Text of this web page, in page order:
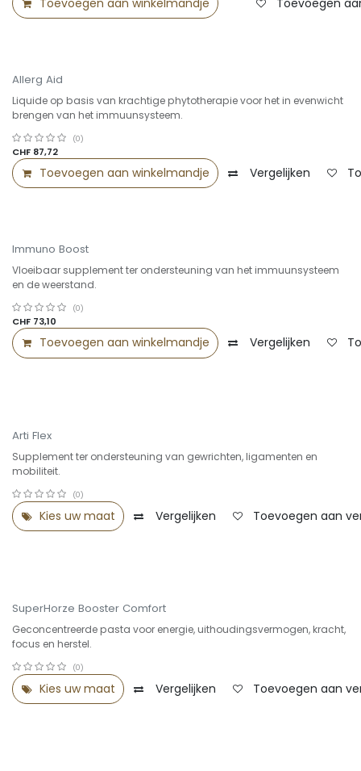
Summer Sale -25%
Allerg Aid
Liquide op basis van krachtige phytotherapie voor het in evenwicht
brengen van het immuunsysteem.
(0)
CHF 87,72
Toevoegen aan winkelmandje Vergelijken
Summer Sale -25%
Immuno Boost
Vloeibaar supplement ter ondersteuning van het immuunsysteem
en de weerstand.
(0)
CHF 73,10
Toevoegen aan winkelmandje Vergelijken
Arti Flex
Supplement ter ondersteuning van gewrichten, ligamenten en
mobiliteit.
(0)
Kies uw maat Vergelijken Toevoegen aan
Select Sale -25%
SuperHorze Booster Comfort
Geconcentreerde pasta voor energie, uithoudingsvermogen, kracht,
focus en herstel.
(0)
Kies uw maat Vergelijken Toevoegen aan